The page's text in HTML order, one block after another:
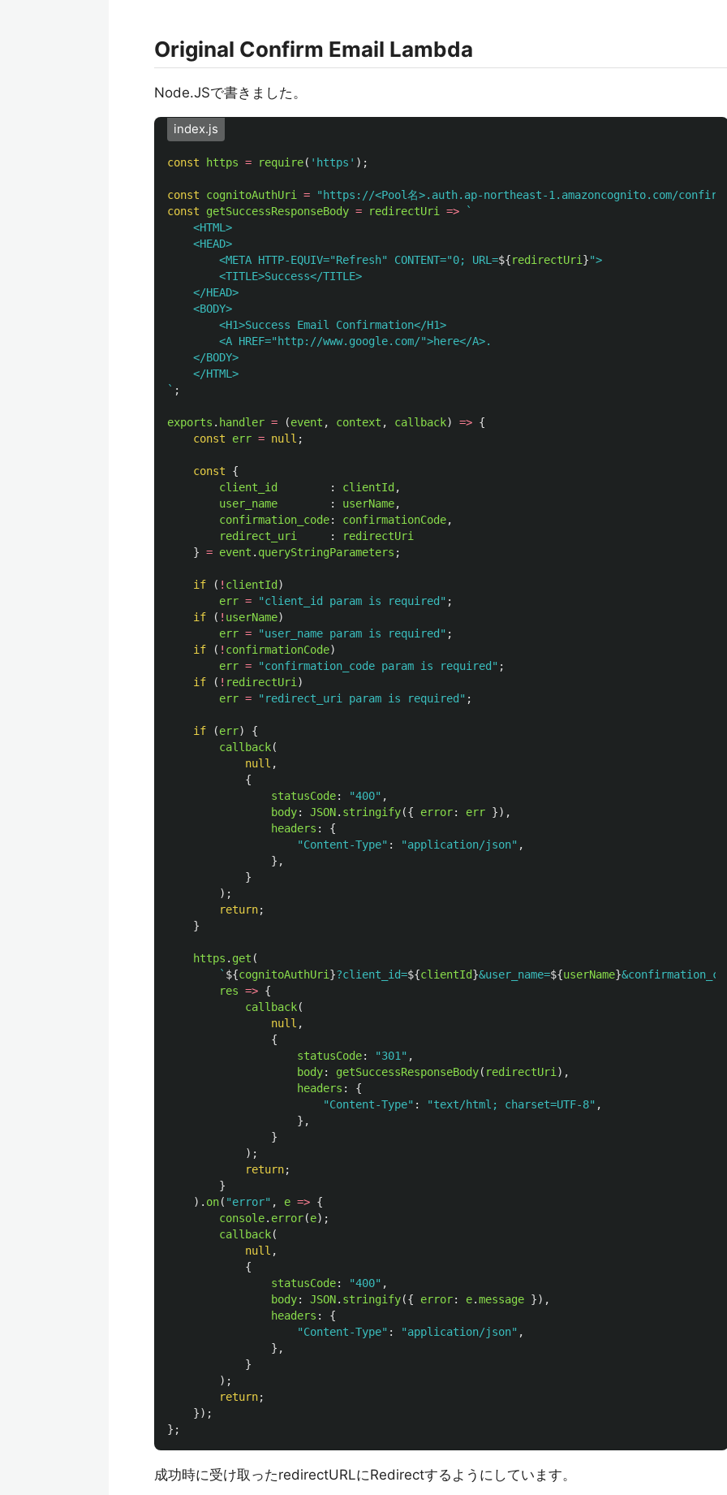
Original Confirm Email Lambda
Node.JSで書きました。
index.js
const https = require( ' https ' );
const cognitoAuthUri = " https://<Pool名>.auth.ap-northeast-1.amazoncognito.com/
const
getSuccessResponseBody = redirectUri =>
`
    <HTML>
    <HEAD>
        <META HTTP-EQUIV="Refresh" CONTENT="0; URL=
${redirectUri }">
        <TITLE>Success</TITLE>
    </HEAD>
    <BODY>
        <H1>Success Email Confirmation</H1>
        <A HREF="http://www.google.com/">here</A>.
    </BODY>
    </HTML>
` ;
exports . handler = (event , context , callback) => {
const
err = null ;
const
{
client_id
: clientId ,
user_name
: userName,
confirmation_code: confirmationCode,
redirect_uri
:
redirectUri
} = event . queryStringParameters ;
if ( ! clientId )
err = "client_id param is required " ;
if
( ! userName)
err = "user_name param is required " ;
if
( ! confirmationCode)
err = "confirmation_code param is required " ;
if
( ! redirectUri )
err = " redirect_uri param is required " ;
if (err)
{
callback(
null ,
{
statusCode: "400" ,
body: JSON. stringify({ error: err }),
headers :
{
"Content-Type" : "application/json" ,
},
}
);
return;
}
https . get (
` ${cognitoAuthUri }?client_id=${clientId}&user_name=${userName}
res => {
callback(
null ,
{
statusCode: "301 " ,
body: getSuccessResponseBody( redirectUri ),
headers :
{
"Content-Type" : "text/html; charset=UTF-8" ,
},
}
);
return;
}
). on( "error" , e => {
console. error(e);
callback(
null ,
{
statusCode: "400" ,
body: JSON. stringify({ error: e.message }),
headers :
{
"Content-Type" : "application/json" ,
},
}
);
return;
});
};
成功時に受け取ったredirectURLにRedirectするようにしています。